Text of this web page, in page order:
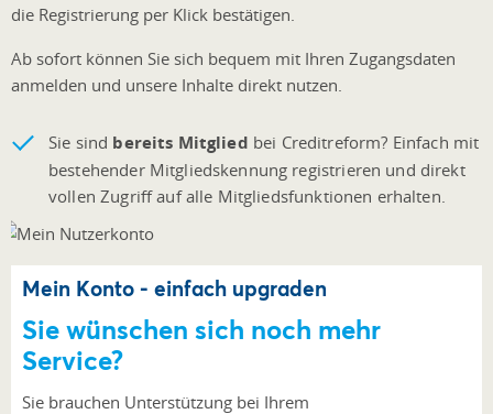
die Registrierung per Klick bestätigen.
Ab sofort können Sie sich bequem mit Ihren Zugangsdaten
anmelden und unsere Inhalte direkt nutzen.
Sie sind bereits Mitglied bei Creditreform? Einfach mit
bestehender Mitgliedskennung registrieren und direkt
vollen Zugriff auf alle Mitgliedsfunktionen erhalten.
Mein Konto - einfach upgraden
Sie wünschen sich noch mehr
Service?
Sie brauchen Unterstützung bei Ihrem